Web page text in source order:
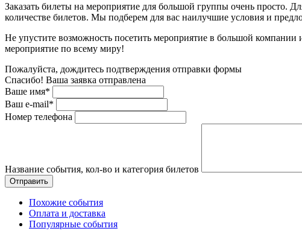
Заказать билеты на мероприятие для большой группы очень просто.
количестве билетов. Мы подберем для вас наилучшие условия и
Не упустите возможность посетить мероприятие в большой компании
мероприятие по всему миру!
Пожалуйста, дождитесь подтверждения отправки формы
Спасибо! Ваша заявка отправлена
Ваше имя*
Ваш e-mail*
Номер телефона
Название события, кол-во и категория билетов
Похожие события
Оплата и доставка
Популярные события